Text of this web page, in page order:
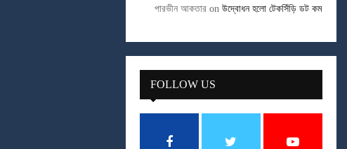
পারভীন আকতার on উদ্বোধন হলো টেকসিঁড়ি ডট কম
FOLLOW US